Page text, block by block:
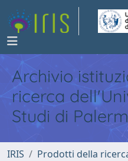
Archivio
ricerca
Studi di
IRIS Prodotti della